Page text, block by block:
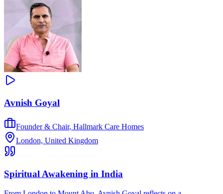
Avnish Goyal
Founder & Chair, Hallmark Care Homes
London, United Kingdom
Spiritual Awakening in India